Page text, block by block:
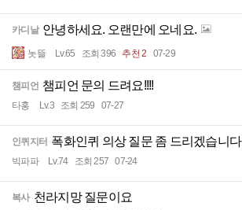
카디날 안녕하세요. 오랜만에 오네요.
놋뜰 Lv.65 조회 396 추천 2 07-29
챔피언 챔피언 문의 드려요!!!!
타홍 Lv.3 조회 259 07-27
인퀴지터 폭화인퀴 의상 질문 좀 드리겠습니다
빅파파 Lv.74 조회 257 07-24
복사 천라지망 질문이요